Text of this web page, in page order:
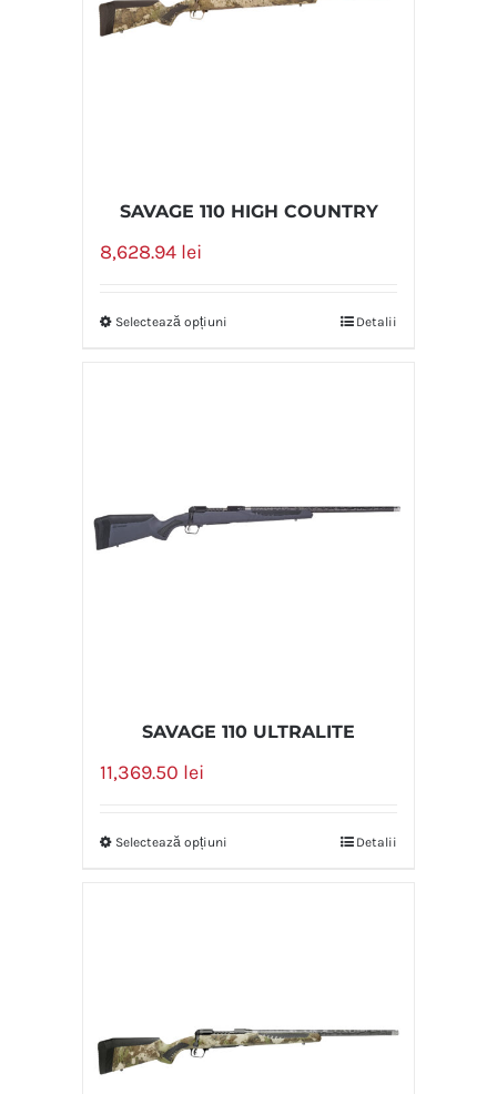
SAVAGE 110 HIGH COUNTRY
8,628.94 lei
Selectează opțiuni Detalii
SAVAGE 110 ULTRALITE
11,369.50 lei
Selectează opțiuni Detalii